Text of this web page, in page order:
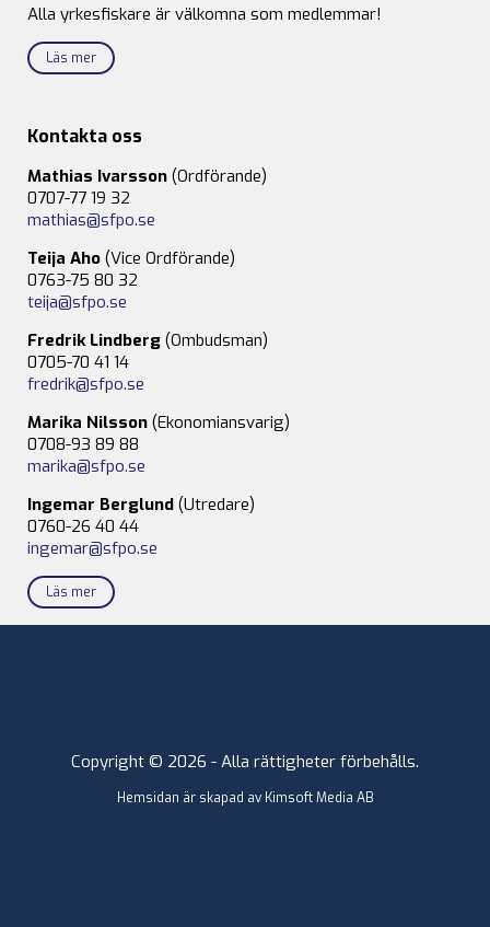
Alla yrkesfiskare är välkomna som medlemmar!
Läs mer
Kontakta oss
Mathias Ivarsson (Ordförande)
0707-77 19 32
mathias@sfpo.se
Teija Aho (Vice Ordförande)
0763-75 80 32
teija@sfpo.se
Fredrik Lindberg (Ombudsman)
0705-70 41 14
fredrik@sfpo.se
Marika Nilsson (Ekonomiansvarig)
0708-93 89 88
marika@sfpo.se
Ingemar Berglund (Utredare)
0760-26 40 44
ingemar@sfpo.se
Läs mer
Copyright © 2026 - Alla rättigheter förbehålls.
Hemsidan är skapad av Kimsoft Media AB